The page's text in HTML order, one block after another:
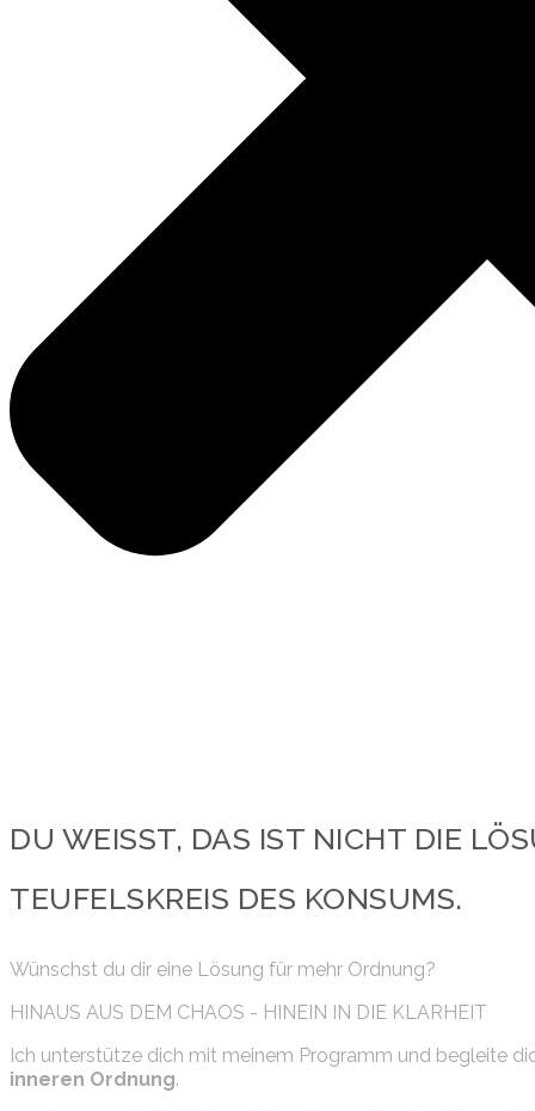
DU WEISST, DAS IST NICHT DIE
EUFELSKREIS DES KONSUMS.
Wünschst du dir eine Lösung für mehr Ordnung?
HINAUS AUS DEM CHAOS - HINEIN IN DIE KLARHEIT
Ich unterstütze dich mit meinem Programm und begleite
inneren Ordnung.